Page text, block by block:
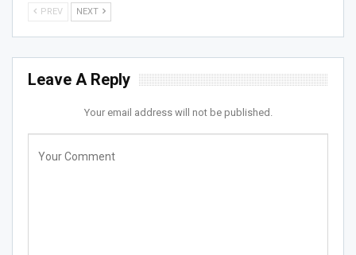
PREV NEXT
Leave A Reply
Your email address will not be published.